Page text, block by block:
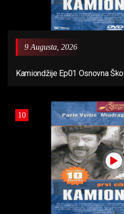
9 Augusta, 2026
Kamiondžije Ep01 Osnovna
10